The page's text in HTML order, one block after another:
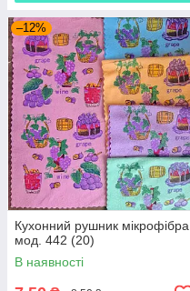
–12%
Кухонний рушник мікрофібра
мод. 442 (20)
В наявності